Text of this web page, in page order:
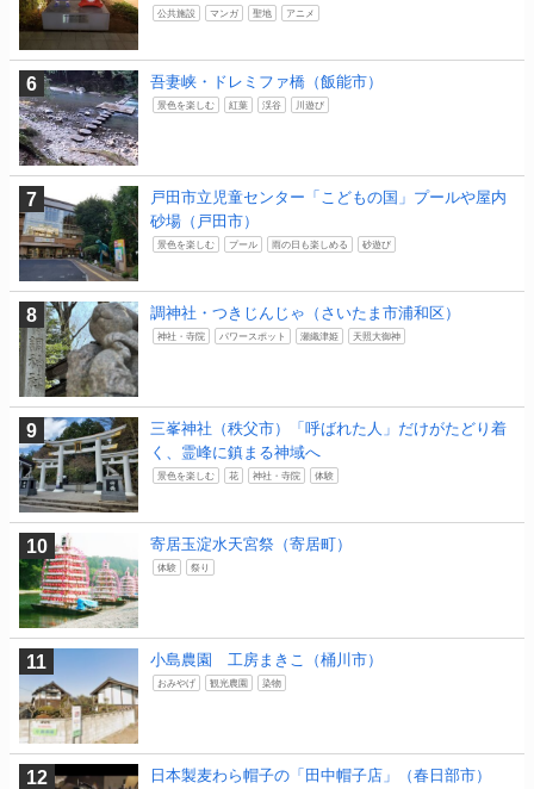
公共施設 マンガ 聖地 アニメ
吾妻峡・ドレミファ橋（飯能市）
景色を楽しむ 紅葉 渓谷 川遊び
戸田市立児童センター「こどもの国」プールや屋内
砂場（戸田市）
景色を楽しむ プール 雨の日も楽しめる 砂遊び
調神社・つきじんじゃ（さいたま市浦和区）
神社・寺院 パワースポット 瀬織津姫 天照大御神
三峯神社（秩父市）「呼ばれた人」だけがたどり着
く、霊峰に鎮まる神域へ
景色を楽しむ 花 神社・寺院 体験
寄居玉淀水天宮祭（寄居町）
体験 祭り
小島農園 工房まきこ（桶川市）
おみやげ 観光農園 染物
日本製麦わら帽子の「田中帽子店」（春日部市）